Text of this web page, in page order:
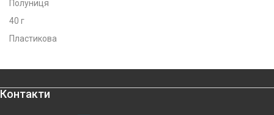
Полуниця
40 г
Пластикова
Контакти